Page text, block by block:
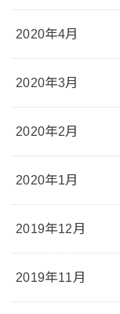
2020年4月
2020年3月
2020年2月
2020年1月
2019年12月
2019年11月